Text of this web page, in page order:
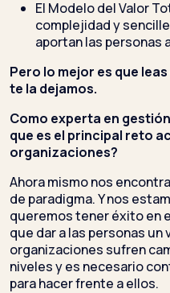
El Modelo del Valor
complejidad y
aportan las personas
Pero lo mejor es que
te la dejamos.
Como experta en
que es el principal reto
organizaciones?
Ahora mismo nos
de paradigma. Y nos
queremos tener éxito en
que dar a las personas
organizaciones sufren
niveles y es necesario
para hacer frente a ellos.